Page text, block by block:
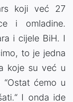
koji već 27
i omladine.
i cijele BiH. I
to je jedna
koje su već u
ćemo u
I onda ide